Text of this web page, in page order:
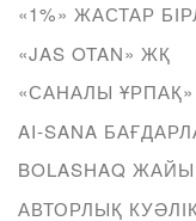
«1%» ЖАСТАР
«JAS OTAN» ЖҚ
«САНАЛЫ
AI-SANA
BOLASHAQ
АВТОРЛЫҚ КУӘЛІК